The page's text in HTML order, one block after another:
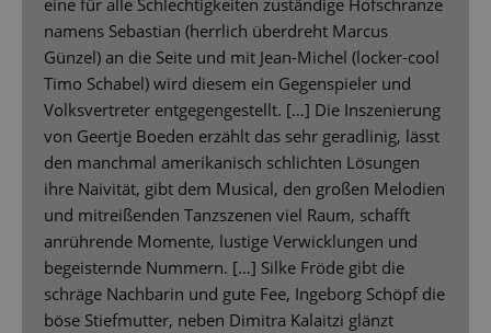
namens Sebastian (herrlich überdreht Marcus
Günzel) an die Seite und mit Jean-Michel (locker-cool
Timo Schabel) wird diesem ein Gegenspieler und
Volksvertreter entgegengestellt. […] Die Inszenierung
von Geertje Boeden erzählt das sehr geradlinig, lässt
den manchmal amerikanisch schlichten Lösungen
ihre Naivität, gibt dem Musical, den großen Melodien
und mitreißenden Tanzszenen viel Raum, schafft
anrührende Momente, lustige Verwicklungen und
begeisternde Nummern. […] Silke Fröde gibt die
schräge Nachbarin und gute Fee, Ingeborg Schöpf die
böse Stiefmutter, neben Dimitra Kalaitzi glänzt